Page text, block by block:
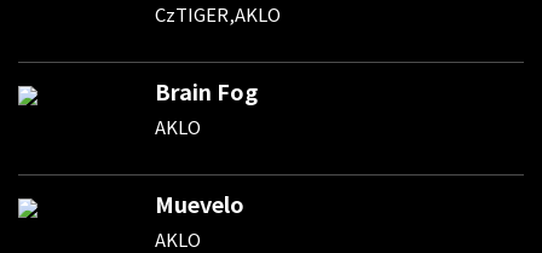
CzTIGER,AKLO
Brain Fog
AKLO
Muevelo
AKLO